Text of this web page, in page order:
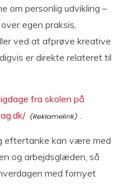
om personlig udvikling –
egen praksis,
ved at afprøve kreative
er direkte relateret til
fra skolen på
eftertanke kan være med
og arbejdsglæden, så
med fornyet